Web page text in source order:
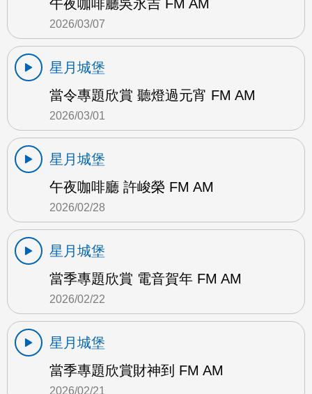
午夜咖啡廳吳永吉 FM AM
2026/03/07
星月城堡
當令專題欣賞 聽燈過元宵 FM AM
2026/03/01
星月城堡
午夜咖啡廳 許峻榮 FM AM
2026/02/28
星月城堡
當季專題欣賞 電音賀年 FM AM
2026/02/22
星月城堡
當季專題欣賞財神到 FM AM
2026/02/21